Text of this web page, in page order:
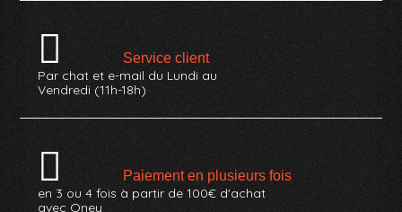
Service client
Par chat et e-mail du Lundi au
Vendredi (11h-18h)
Paiement en plusieurs fois
en 3 ou 4 fois à partir de 100€ d'achat
avec Oney